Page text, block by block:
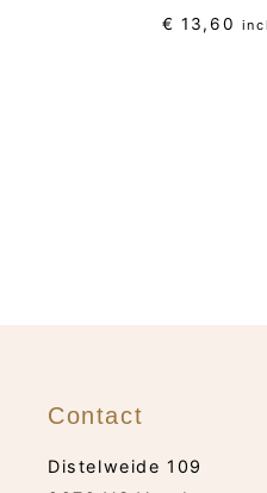
€ 13,60
Contact
Distelweide 109